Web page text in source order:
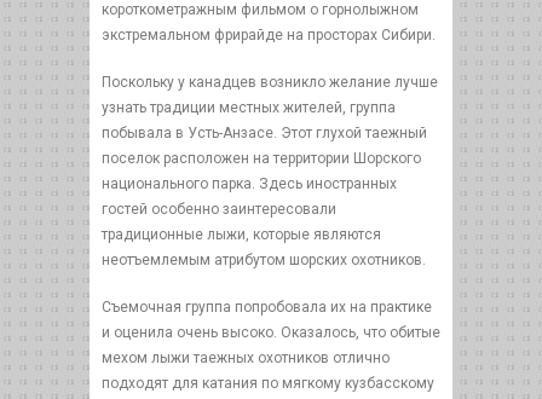
короткометражным фильмом о горнолыжном
экстремальном фрирайде на просторах Сибири.
Поскольку у канадцев возникло желание лучше
узнать традиции местных жителей, группа
побывала в Усть-Анзасе. Этот глухой таежный
поселок расположен на территории Шорского
национального парка. Здесь иностранных
гостей особенно заинтересовали
традиционные лыжи, которые являются
неотъемлемым атрибутом шорских охотников.
Съемочная группа попробовала их на практике
и оценила очень высоко. Оказалось, что обитые
мехом лыжи таежных охотников отлично
подходят для катания по мягкому кузбасскому